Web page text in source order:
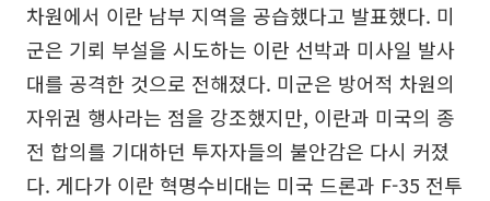
차원에서 이란 남부 지역을 공습했다고 발표했다. 미
군은 기뢰 부설을 시도하는 이란 선박과 미사일 발사
대를 공격한 것으로 전해졌다. 미군은 방어적 차원의
자위권 행사라는 점을 강조했지만, 이란과 미국의 종
전 합의를 기대하던 투자자들의 불안감은 다시 커졌
다. 게다가 이란 혁명수비대는 미국 드론과 F-35 전투